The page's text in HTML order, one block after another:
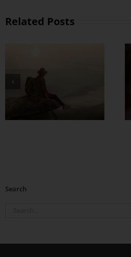
Related Posts
အချစ်တွေ ပိုတိုးလာ
Search